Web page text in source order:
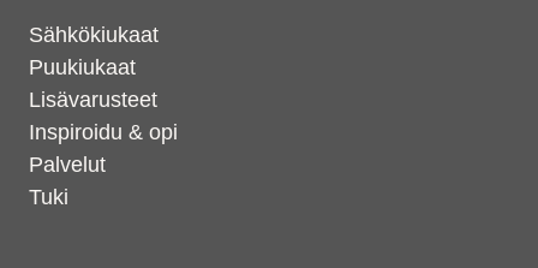
Sähkökiukaat
Puukiukaat
Lisävarusteet
Inspiroidu & opi
Palvelut
Tuki